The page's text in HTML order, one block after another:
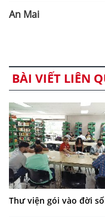
An Mai
BÀI VIẾT LIÊN
Thư viện gói vào đời